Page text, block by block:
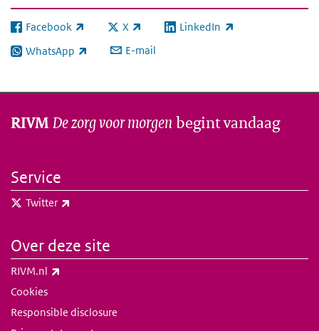
Facebook
(externe link) X
(externe link) LinkedIn
(externe link)
WhatsApp
(externe link) E-mail
RIVMDe zorg voor morgen begint vandaag
Service
Twitter
Over deze site
RIVM.nl
Cookies
Responsible disclosure